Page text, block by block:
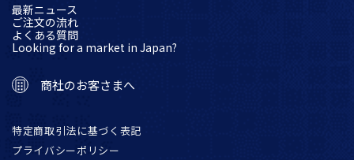
最新ニュース
ご注文の流れ
よくある質問
Looking for a market in Japan?
商社のお客さまへ
特定商取引法に基づく表記
プライバシーポリシー